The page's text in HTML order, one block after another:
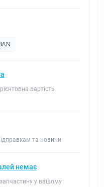
вартість
та новини
немає
у вашому